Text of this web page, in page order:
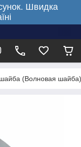
Швидка
шайба (Волновая